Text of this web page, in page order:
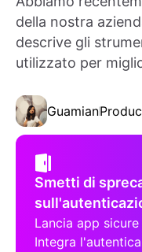
della nostra
descrive gli
utilizzato per
Guamian
Smetti di
Lancia app
Integra